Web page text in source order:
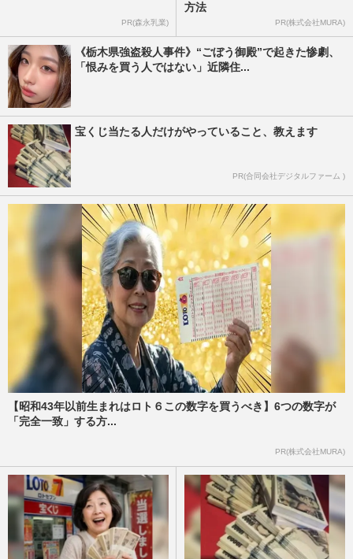
PR(森永乳業)
方法
PR(株式会社MURA)
《栃木県強盗殺人事件》“ごぼう御殿”で起きた惨劇、
「恨みを買う人ではない」近隣住...
宝くじ当たる人だけがやっていること、教えます
PR(合同会社デジタルファーム )
【昭和43年以前生まれはロト６この数字を買うべき】6つの数字が
「完全一致」する方...
PR(株式会社MURA)